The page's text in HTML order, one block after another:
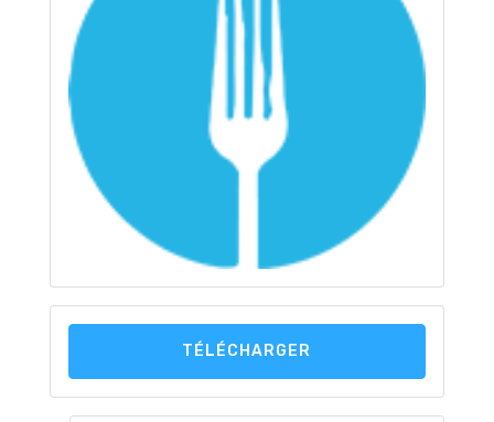
TÉLÉCHARGER